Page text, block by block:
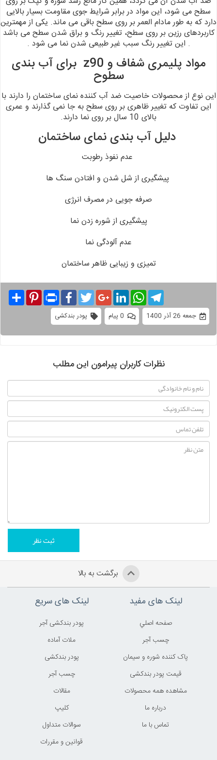
سطح می شود، این مواد دربرابر شرایط جوی مقاومت بسیار بالایی
دارد که به طور مادام العمر بر روی سطح باقی می ماند. یکی از مهمترین
کاربردهای رزین بر روی سطح، تغییر رنگ و براق شدن سطح می باشد
. این تغییر رنگ سبب غیر طبیعی شدن نما می شود .
مواد پلیمری شفاف و z90 برای آب بندی
سطوح
این نوع از محصولات خاصیت ضد آب کننده نمای ساختمان را دارند با
این تفاوت که تغییر ظاهری بر روی سطح به جا نمی گذارند و عمری
بالای 10 سال بر روی
نما دارند.
دلیل آب بندی نمای ساختمان
عدم نفوذ رطوبت
پیشگیری از شل شدن و افتادن سنگ ها
صرفه جویی در مصرف انرژی
پیشگیری از شوره زدن نما
عدم آلودگی نما
تمیزی و زیبایی ظاهر ساختمان
SharePinterest Print
FacebookTwitterGoogle+LinkedIn
WhatsAppTelegram
جمعه 26 آذر 1400 0 پیام پودر بندکشی
نظرات کاربران پیرامون این مطلب
برگشت به بالا
لینک های مفید
صفحه اصلي
چسب آجر
پاک کننده شوره و سیمان
قیمت پودر بندکشی
مشاهده همه محصولات
درباره ما
تماس با ما
لینک های سریع
پودر بندکشی آجر
ملات آماده
پودر بندکشی
چسب آجر
مقالات
کليپ
سوالات متداول
قوانين و مقررات